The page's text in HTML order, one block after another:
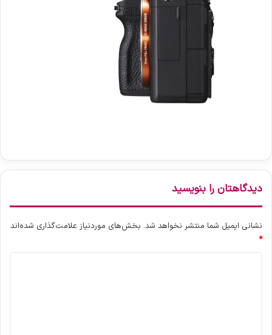
دیدگاهتان را بنویسید
نشانی ایمیل شما منتشر نخواهد شد. بخش‌های موردنیاز علامت‌گذاری شده‌اند
*